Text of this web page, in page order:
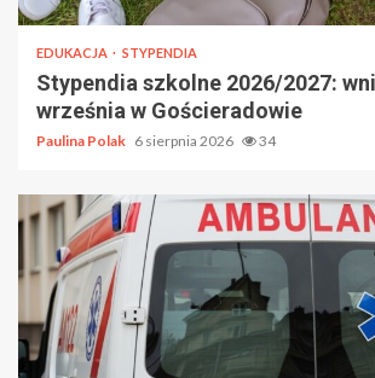
EDUKACJA STYPENDIA
Stypendia szkolne 2026/2027:
września w Gościeradowie
Paulina Polak 6 sierpnia 2026 34